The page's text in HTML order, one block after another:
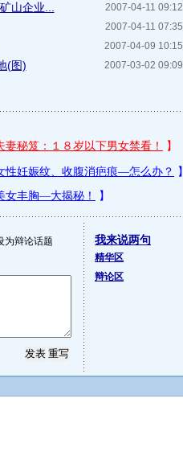
2007-04-11 09:12
山企业...
2007-04-11 07:35
2007-04-09 10:15
2007-03-02 09:09
(图)
为辩论话题 我来说两句
精华区
辩论区